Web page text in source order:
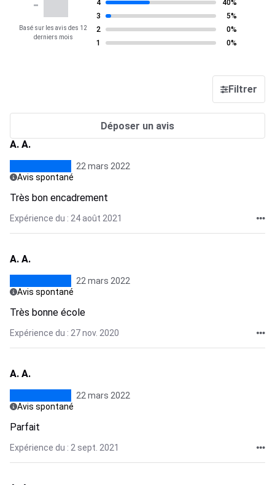
-
Basé sur les avis des 12
derniers mois
4
40%
3
5%
2
0%
1
0%
Filtrer
Déposer un avis
A. A.
22 mars 2022
Avis spontané
Très bon encadrement
Expérience du : 24 août 2021
A. A.
22 mars 2022
Avis spontané
Très bonne école
Expérience du : 27 nov. 2020
A. A.
22 mars 2022
Avis spontané
Parfait
Expérience du : 2 sept. 2021